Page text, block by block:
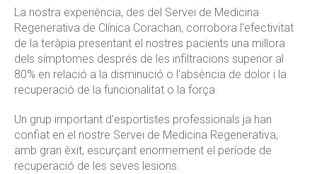
La nostra experiència, des del Servei de Medicina
Regenerativa de Clínica Corachan, corrobora l'efectivitat
de la teràpia presentant el nostres pacients una millora
dels símptomes després de les infiltracions superior al
80% en relació a la disminució o l'absència de dolor i la
recuperació de la funcionalitat o la força.
Un grup important d'esportistes professionals ja han
confiat en el nostre Servei de Medicina Regenerativa,
amb gran èxit, escurçant enormement el període de
recuperació de les seves lesions.